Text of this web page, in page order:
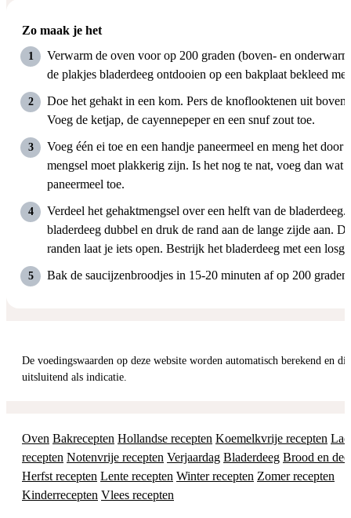
Zo maak je het
Verwarm de oven voor op 200 graden (boven- en
de plakjes bladerdeeg ontdooien op een bakplaat bekleed
Doe het gehakt in een kom. Pers de knoflooktenen uit boven
Voeg de ketjap, de cayennepeper en een snuf zout toe.
Voeg één ei toe en een handje paneermeel en meng het door
mengsel moet plakkerig zijn. Is het nog te nat, voeg dan wat
paneermeel toe.
Verdeel het gehaktmengsel over een helft van de
bladerdeeg dubbel en druk de rand aan de lange zijde aan.
randen laat je iets open. Bestrijk het bladerdeeg met een
Bak de saucijzenbroodjes in 15-20 minuten af op 200 graden.
De voedingswaarden op deze website worden automatisch berekend en dienen daarom
uitsluitend als indicatie.
Oven Bakrecepten Hollandse recepten Koemelkvrije recepten
recepten Notenvrije recepten Verjaardag Bladerdeeg Brood en
Herfst recepten Lente recepten Winter recepten Zomer recepten
Kinderrecepten Vlees recepten